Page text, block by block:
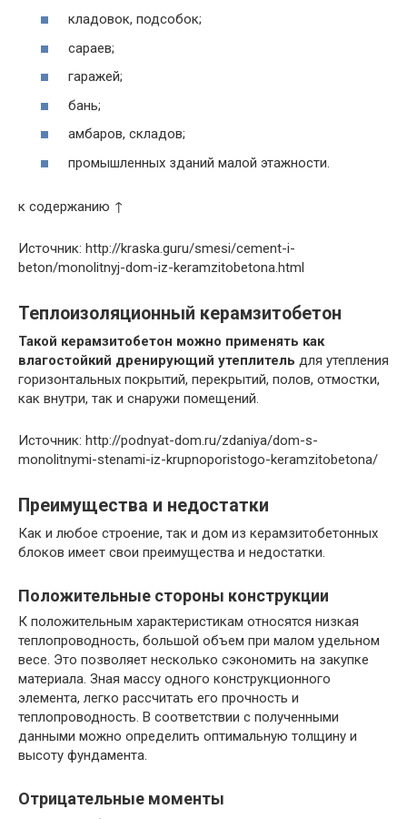
кладовок, подсобок;
сараев;
гаражей;
бань;
амбаров, складов;
промышленных зданий малой этажности.
к содержанию ↑
Источник: http://kraska.guru/smesi/cement-i-
beton/monolitnyj-dom-iz-keramzitobetona.html
Теплоизоляционный керамзитобетон
Такой керамзитобетон можно применять как
влагостойкий дренирующий утеплитель для утепления
горизонтальных покрытий, перекрытий, полов, отмостки,
как внутри, так и снаружи помещений.
Источник: http://podnyat-dom.ru/zdaniya/dom-s-
monolitnymi-stenami-iz-krupnoporistogo-keramzitobetona/
Преимущества и недостатки
Как и любое строение, так и дом из керамзитобетонных
блоков имеет свои преимущества и недостатки.
Положительные стороны конструкции
К положительным характеристикам относятся низкая
теплопроводность, большой объем при малом удельном
весе. Это позволяет несколько сэкономить на закупке
материала. Зная массу одного конструкционного
элемента, легко рассчитать его прочность и
теплопроводность. В соответствии с полученными
данными можно определить оптимальную толщину и
высоту фундамента.
Отрицательные моменты